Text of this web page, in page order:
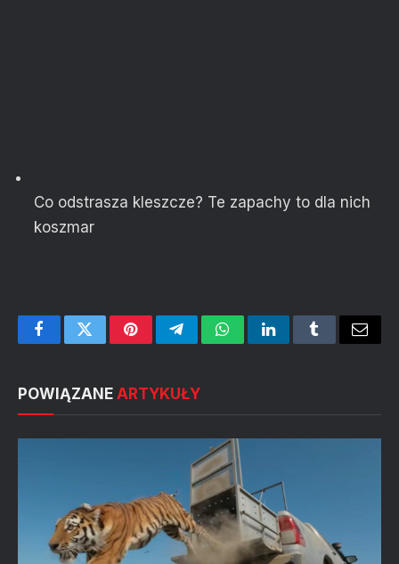
Co odstrasza kleszcze? Te zapachy to dla nich
koszmar
FacebookTwitterPinterestTelegramWhatsAppLinkedInTumblrEmail
POWIĄZANE ARTYKUŁY